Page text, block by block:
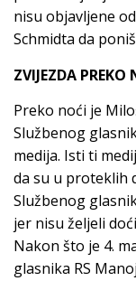
nisu objavljene
Schmidta da
ZVIJEZDA PREKO
Preko noći je
Službenog
medija. Isti ti
da su u proteklih
Službenog
jer nisu željeli
Nakon što je 4.
glasnika RS